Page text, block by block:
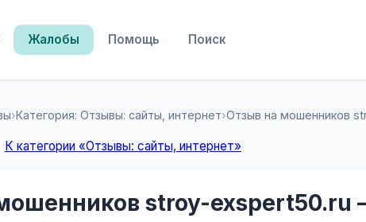
Жалобы Помощь Поиск
›Категория: Отзывы: сайты, интернет›Отзыв на мошенников
К категории «Отзывы: сайты, интернет»
stroy-exspert50.ru